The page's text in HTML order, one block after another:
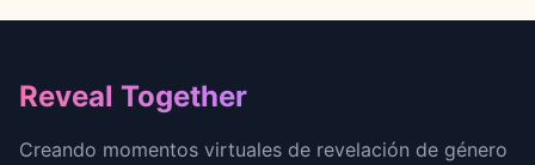
Footer
Reveal Together
Creando momentos virtuales de revelación de género